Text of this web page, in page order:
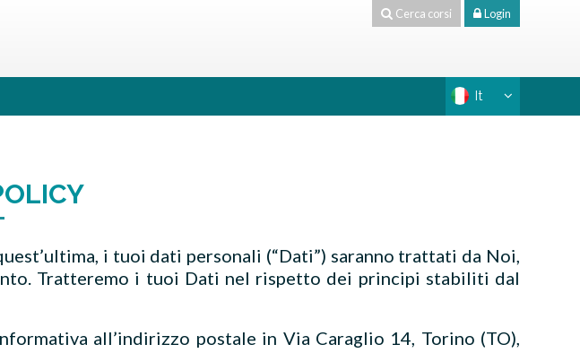
Cerca corsi Login
It
i tuoi dati personali (“Dati”) saranno trattati da Noi,
Tratteremo i tuoi Dati nel rispetto dei principi stabiliti dal
all’indirizzo postale in Via Caraglio 14, Torino (TO),